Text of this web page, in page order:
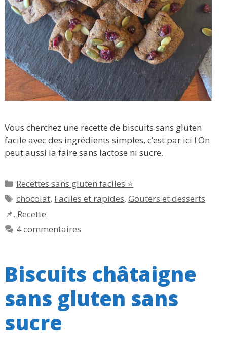
Vous cherchez une recette de biscuits sans gluten
facile avec des ingrédients simples, c’est par ici ! On
peut aussi la faire sans lactose ni sucre.
Catégories
Recettes sans gluten faciles ⭐
Étiquettes
chocolat, Faciles et rapides,Gouters et desserts
📌, Recette
4 commentaires
Biscuits châtaigne
sans gluten sans
sucre